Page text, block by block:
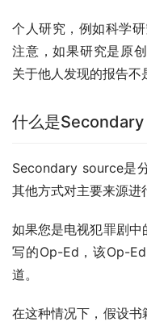
个人研究，例如科学
注意，如果研究是原
关于他人发现的报告不
什么是
Secondary source是
其他方式对主要来源进
如果您是电视犯罪剧
写的Op-Ed，该Op-
道。
在这种情况下，假设